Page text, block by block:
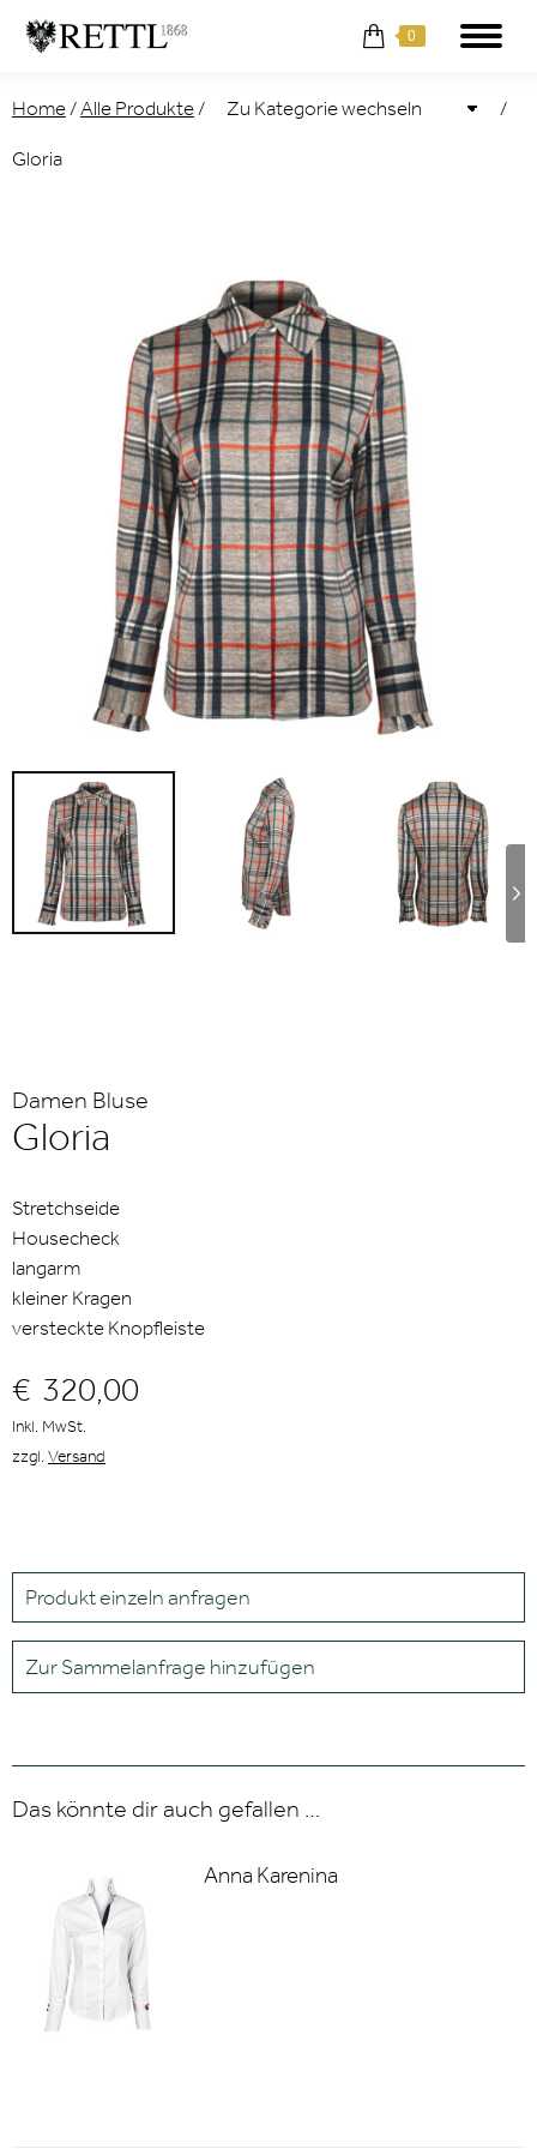
0
Home / Alle Produkte / /
Gloria
Damen Bluse
Gloria
Stretchseide
Housecheck
langarm
kleiner Kragen
versteckte Knopfleiste
€ 320,00
Inkl. MwSt.
zzgl. Versand
Produkt einzeln anfragen
Zur Sammelanfrage hinzufügen
Das könnte dir auch gefallen …
Anna Karenina